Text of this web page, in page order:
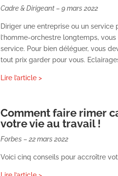
Cadre & Dirigeant – 9 mars 2022
Diriger une entreprise ou un
l’homme-orchestre longtemps,
service. Pour bien déléguer, vous
tout prix garder pour vous.
Lire l’article >
Comment faire rimer
votre vie au travail !
Forbes – 22 mars 2022
Voici cinq conseils pour accroître